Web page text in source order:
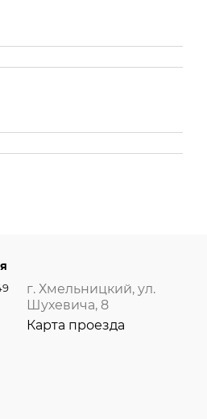
г. Хмельницкий, ул.
Шухевича, 8
Карта проезда